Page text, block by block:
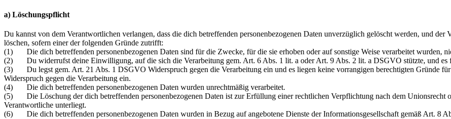
a) Löschungspflicht
Du kannst von dem Verantwortlichen verlangen, dass die dich betreffenden personenbezogenen Daten unverzüglich gelöscht werden, und
löschen, sofern einer der folgenden Gründe zutrifft:
(1) Die dich betreffenden personenbezogenen Daten sind für die Zwecke, für die sie erhoben oder auf sonstige Weise verarbeitet wurden,
(2) Du widerrufst deine Einwilligung, auf die sich die Verarbeitung gem. Art. 6 Abs. 1 lit. a oder Art. 9 Abs. 2 lit. a DSGVO stützte, und es
(3) Du legst gem. Art. 21 Abs. 1 DSGVO Widerspruch gegen die Verarbeitung ein und es liegen keine vorrangigen berechtigten Gründe
Widerspruch gegen die Verarbeitung ein.
(4) Die dich betreffenden personenbezogenen Daten wurden unrechtmäßig verarbeitet.
(5) Die Löschung der dich betreffenden personenbezogenen Daten ist zur Erfüllung einer rechtlichen Verpflichtung nach dem Unionsrecht
Verantwortliche unterliegt.
(6) Die dich betreffenden personenbezogenen Daten wurden in Bezug auf angebotene Dienste der Informationsgesellschaft gemäß Art. 8